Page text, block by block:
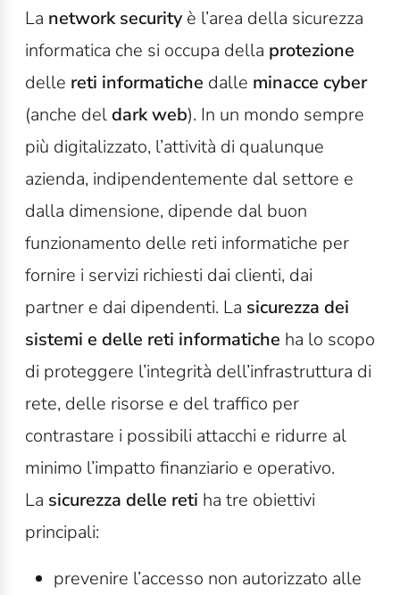
La network securityè l’area della sicurezza
informatica che si occupa della protezione
delle reti informatiche dalle minacce cyber
(anche deldark web). In un mondo sempre
più digitalizzato, l’attività di qualunque
azienda, indipendentemente dal settore e
dalla dimensione, dipende dal buon
funzionamento delle reti informatiche per
fornire i servizi richiesti dai clienti, dai
partner e dai dipendenti. La sicurezza dei
sistemi e delle reti informatiche ha lo scopo
di proteggere l’integrità dell’infrastruttura di
rete, delle risorse e del traffico per
contrastare i possibili attacchi e ridurre al
minimo l’impatto finanziario e operativo.
La sicurezza delle reti ha tre obiettivi
principali:
prevenire l’accesso non autorizzato alle